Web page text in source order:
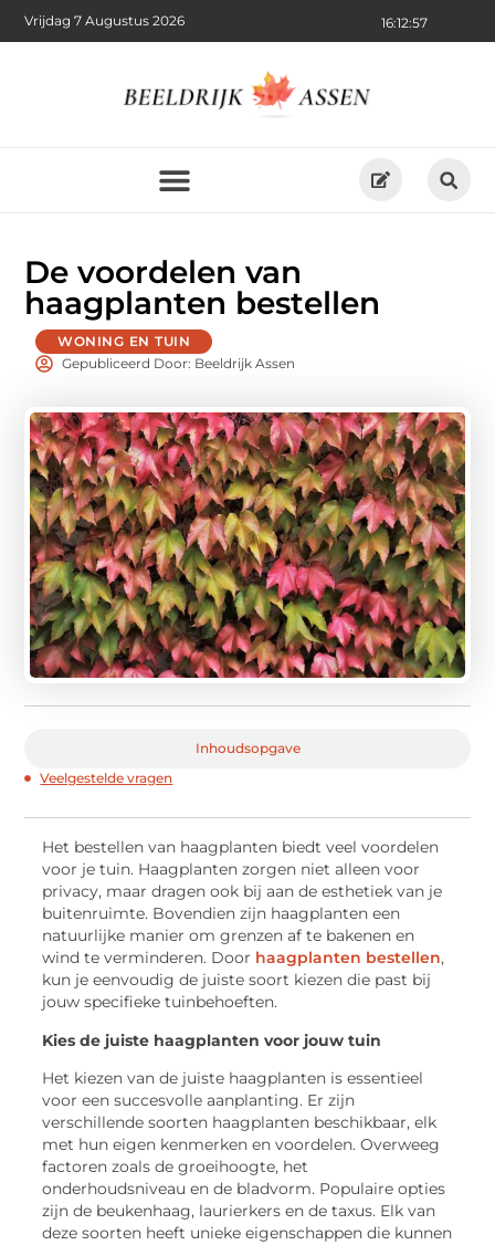
16:12:59
Vrijdag 7 Augustus 2026
De voordelen van
haagplanten bestellen
WONING EN TUIN
Gepubliceerd Door: Beeldrijk Assen
Inhoudsopgave
Veelgestelde vragen
Het bestellen van haagplanten biedt veel voordelen
voor je tuin. Haagplanten zorgen niet alleen voor
privacy, maar dragen ook bij aan de esthetiek van je
buitenruimte. Bovendien zijn haagplanten een
natuurlijke manier om grenzen af te bakenen en
wind te verminderen. Door haagplanten bestellen,
kun je eenvoudig de juiste soort kiezen die past bij
jouw specifieke tuinbehoeften.
Kies de juiste haagplanten voor jouw tuin
Het kiezen van de juiste haagplanten is essentieel
voor een succesvolle aanplanting. Er zijn
verschillende soorten haagplanten beschikbaar, elk
met hun eigen kenmerken en voordelen. Overweeg
factoren zoals de groeihoogte, het
onderhoudsniveau en de bladvorm. Populaire opties
zijn de beukenhaag, laurierkers en de taxus. Elk van
deze soorten heeft unieke eigenschappen die kunnen